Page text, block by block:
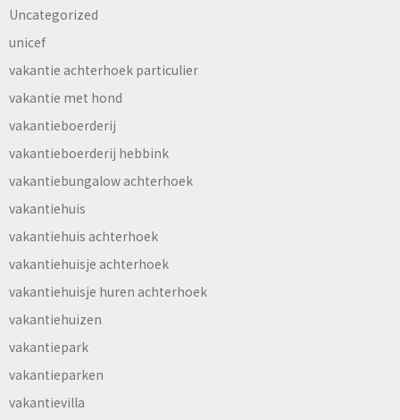
Uncategorized
unicef
vakantie achterhoek particulier
vakantie met hond
vakantieboerderij
vakantieboerderij hebbink
vakantiebungalow achterhoek
vakantiehuis
vakantiehuis achterhoek
vakantiehuisje achterhoek
vakantiehuisje huren achterhoek
vakantiehuizen
vakantiepark
vakantieparken
vakantievilla